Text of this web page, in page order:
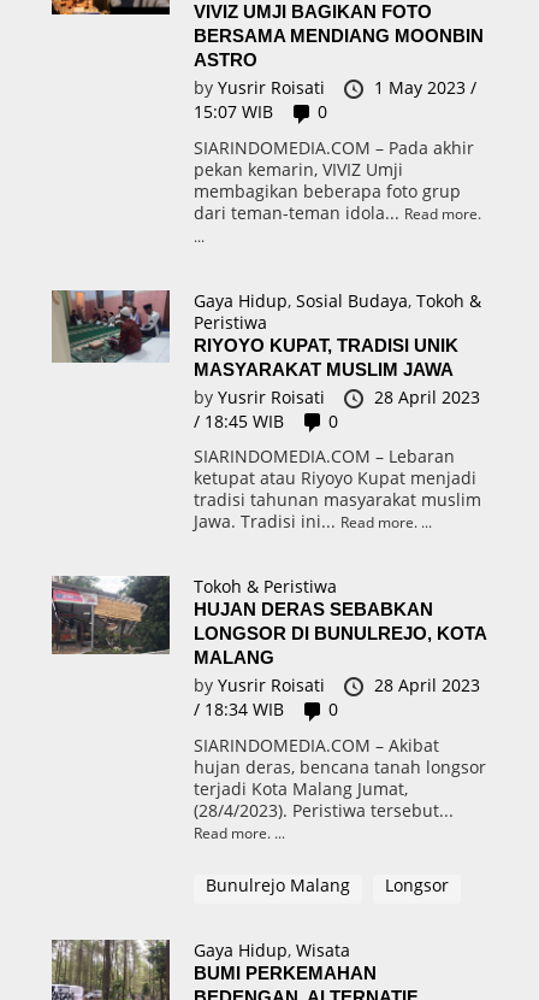
VIVIZ UMJI BAGIKAN FOTO
BERSAMA MENDIANG MOONBIN
ASTRO
by Yusrir Roisati
1 May 2023 /
15:07 WIB
0
SIARINDOMEDIA.COM – Pada akhir
pekan kemarin, VIVIZ Umji
membagikan beberapa foto grup
dari teman-teman idola... Read more.
Gaya Hidup, Sosial Budaya, Tokoh &
Peristiwa
RIYOYO KUPAT, TRADISI UNIK
MASYARAKAT MUSLIM JAWA
by Yusrir Roisati
28 April 2023
/ 18:45 WIB
0
SIARINDOMEDIA.COM – Lebaran
ketupat atau Riyoyo Kupat menjadi
tradisi tahunan masyarakat muslim
Jawa. Tradisi ini... Read more.
Tokoh & Peristiwa
HUJAN DERAS SEBABKAN
LONGSOR DI BUNULREJO, KOTA
MALANG
by Yusrir Roisati
28 April 2023
/ 18:34 WIB
0
SIARINDOMEDIA.COM – Akibat
hujan deras, bencana tanah longsor
terjadi Kota Malang Jumat,
(28/4/2023). Peristiwa tersebut...
Read more.
Bunulrejo Malang Longsor
Gaya Hidup, Wisata
BUMI PERKEMAHAN